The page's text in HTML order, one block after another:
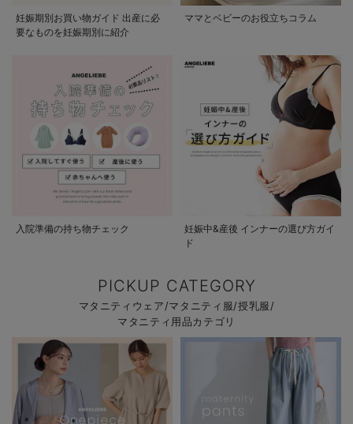
妊娠期別お買い物ガイド 出産に必
要なものを妊娠期別に紹介
ママとベビーのお役立ちコラム
入院準備の持ち物チェック
妊娠中&産後 インナーの選び方ガイ
ド
PICKUP CATEGORY
マタニティウェア/マタニティ服/授乳服/
マタニティ用品カテゴリ